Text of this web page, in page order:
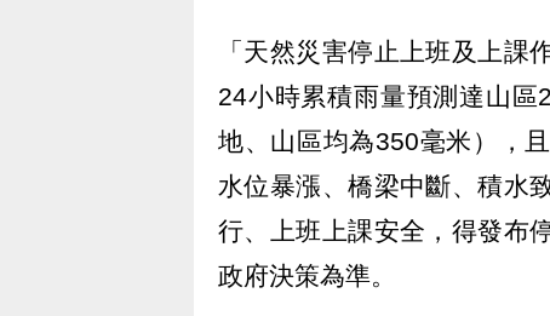
「天然災害停止上班及上課
24小時累積雨量預測達山
地、山區均為350毫米），
水位暴漲、橋梁中斷、積水
行、上班上課安全，得發布
政府決策為準。